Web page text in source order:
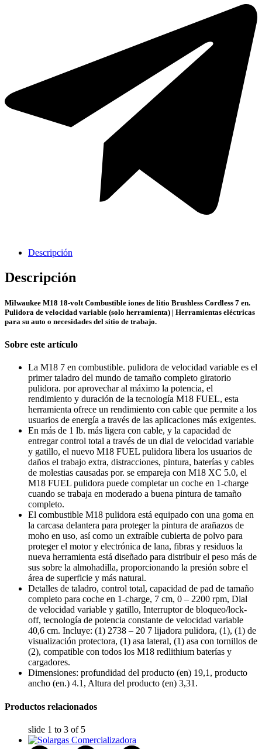
Griferia Acero Inoxidable
Hornos Electricos
Descripción
Descripción
Milwaukee M18 18-volt Combustible iones de litio Brushless Cordless 7 en.
Pulidora de velocidad variable (solo herramienta) | Herramientas eléctricas
para su auto o necesidades del sitio de trabajo.
Sobre este artículo
La M18 7 en combustible. pulidora de velocidad variable es el
primer taladro del mundo de tamaño completo giratorio
pulidora. por aprovechar al máximo la potencia, el
rendimiento y duración de la tecnología M18 FUEL, esta
herramienta ofrece un rendimiento con cable que permite a los
usuarios de energía a través de las aplicaciones más exigentes.
En más de 1 lb. más ligera con cable, y la capacidad de
entregar control total a través de un dial de velocidad variable
y gatillo, el nuevo M18 FUEL pulidora libera los usuarios de
daños el trabajo extra, distracciones, pintura, baterías y cables
de molestias causadas por. se empareja con M18 XC 5.0, el
M18 FUEL pulidora puede completar un coche en 1-charge
cuando se trabaja en moderado a buena pintura de tamaño
completo.
El combustible M18 pulidora está equipado con una goma en
la carcasa delantera para proteger la pintura de arañazos de
moho en uso, así como un extraíble cubierta de polvo para
proteger el motor y electrónica de lana, fibras y residuos la
nueva herramienta está diseñado para distribuir el peso más de
sus sobre la almohadilla, proporcionando la presión sobre el
área de superficie y más natural.
Detalles de taladro, control total, capacidad de pad de tamaño
completo para coche en 1-charge, 7 cm, 0 – 2200 rpm, Dial
de velocidad variable y gatillo, Interruptor de bloqueo/lock-
off, tecnología de potencia constante de velocidad variable
40,6 cm. Incluye: (1) 2738 – 20 7 lijadora pulidora, (1), (1) de
visualización protectora, (1) asa lateral, (1) asa con tornillos de
(2), compatible con todos los M18 redlithium baterías y
cargadores.
Dimensiones: profundidad del producto (en) 19,1, producto
ancho (en.) 4.1, Altura del producto (en) 3,31.
Productos relacionados
slide 1 to 3 of 5